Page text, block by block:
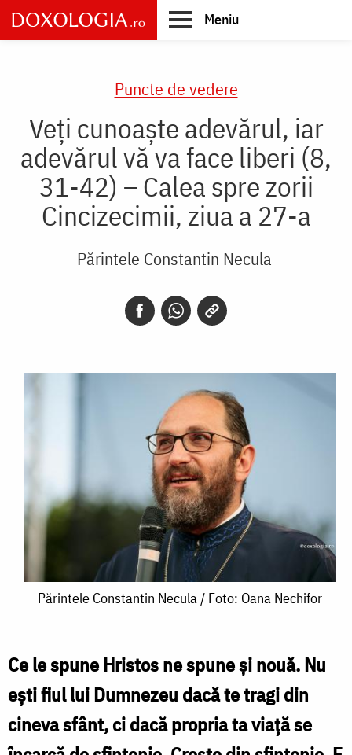
Skip
to
main
Meniu
Puncte de vedere
Veți cunoaște adevărul, iar
adevărul vă va face liberi (8,
31-42) – Calea spre zorii
Cincizecimii, ziua a 27-a
Părintele Constantin Necula
Părintele
/
Foto:
Oana
Părintele Constantin Necula / Foto: Oana Nechifor
Ce le spune Hristos ne spune și nouă. Nu
ești fiul lui Dumnezeu dacă te tragi din
cineva sfânt, ci dacă propria ta viață se